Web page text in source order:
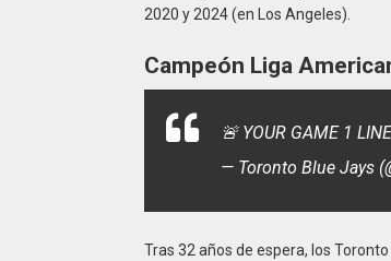
2020 y 2024 (en Los Angeles).
Campeón Liga
🚨 YOUR GAME 1
— Toronto Blue Jays
Tras 32 años de espera, los